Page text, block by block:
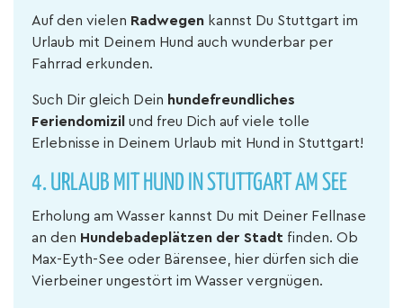
Auf den vielen Radwegen kannst Du Stuttgart im
Urlaub mit Deinem Hund auch wunderbar per
Fahrrad erkunden.
Such Dir gleich Dein hundefreundliches
Feriendomizil und freu Dich auf viele tolle
Erlebnisse in Deinem Urlaub mit Hund in Stuttgart!
4. URLAUB MIT HUND IN STUTTGART AM SEE
Erholung am Wasser kannst Du mit Deiner Fellnase
an den Hundebadeplätzen der Stadt finden. Ob
Max-Eyth-See oder Bärensee, hier dürfen sich die
Vierbeiner ungestört im Wasser vergnügen.